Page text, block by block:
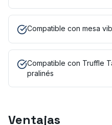
Compatible con mesa
Compatible con Truffle
pralinés
Ventajas